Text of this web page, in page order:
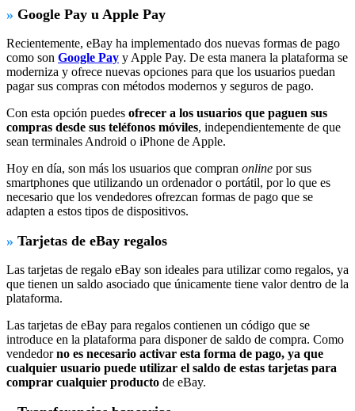
» Google Pay u Apple Pay
Recientemente, eBay ha implementado dos nuevas formas de pago
como son Google Pay y Apple Pay. De esta manera la plataforma se
moderniza y ofrece nuevas opciones para que los usuarios puedan
pagar sus compras con métodos modernos y seguros de pago.
Con esta opción puedes ofrecer a los usuarios que paguen sus
compras desde sus teléfonos móviles, independientemente de que
sean terminales Android o iPhone de Apple.
Hoy en día, son más los usuarios que compran online por sus
smartphones que utilizando un ordenador o portátil, por lo que es
necesario que los vendedores ofrezcan formas de pago que se
adapten a estos tipos de dispositivos.
» Tarjetas de eBay regalos
Las tarjetas de regalo eBay son ideales para utilizar como regalos, ya
que tienen un saldo asociado que únicamente tiene valor dentro de la
plataforma.
Las tarjetas de eBay para regalos contienen un código que se
introduce en la plataforma para disponer de saldo de compra. Como
vendedorno es necesario activar esta forma de pago, ya que
cualquier usuario puede utilizar el saldo de estas tarjetas para
comprar cualquier producto de eBay.